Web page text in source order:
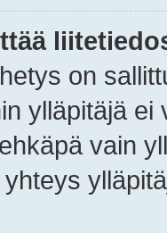
on
ylläpitäjä
vain